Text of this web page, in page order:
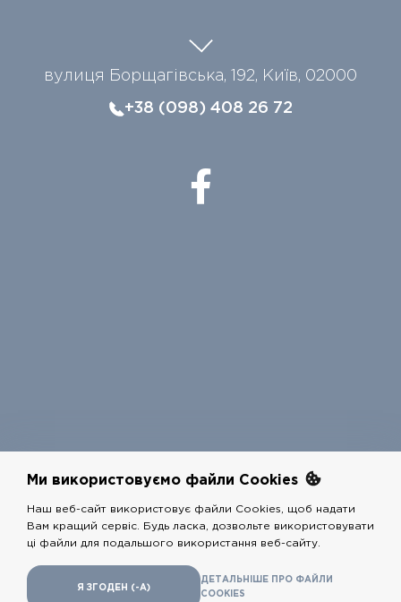
вулиця Борщагівська, 192, Київ, 02000
+38 (098) 408 26 72
COPYRIGHTS @ РЕСТАРТ 2026 - ALL RIGHTS RESERVED
adshelp.group ,shugov.com
Ми використовуємо файли Cookies
Наш веб-сайт використовує файли Cookies, щоб надати
Вам кращий сервіс. Будь ласка, дозвольте використовувати
ці файли для подальшого використання веб-сайту.
Я ЗГОДЕН (-А)
ДЕТАЛЬНIШЕ ПРО ФАЙЛИ
COOKIES